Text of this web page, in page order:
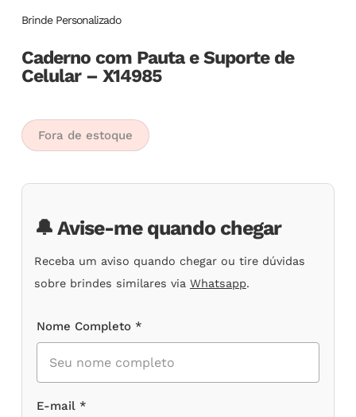
Brinde Personalizado
Caderno com Pauta e Suporte de
Celular – X14985
Fora de estoque
🔔 Avise-me quando chegar
Receba um aviso quando chegar ou tire dúvidas
sobre brindes similares via Whatsapp.
Nome Completo *
E-mail *